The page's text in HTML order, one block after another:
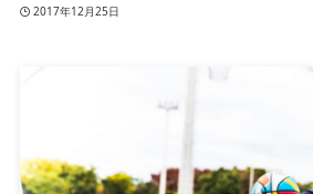
2017年12月25日